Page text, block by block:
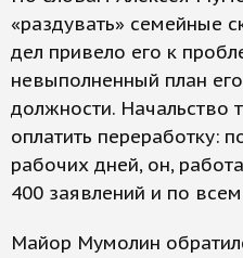
«раздувать» семейные
дел привело его к
невыполненный план
должности. Начальство
оплатить переработку:
рабочих дней, он,
400 заявлений и по
Майор Мумолин